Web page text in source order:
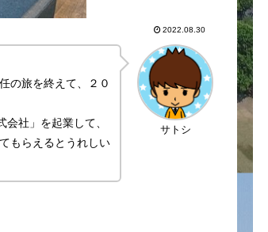
2022.08.30
サトシ
の旅を終えて、２０
社」を起業して、
もらえるとうれしい